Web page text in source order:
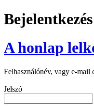
Bejelentkezés
A honlap
Felhasználónév, vagy e-mail
Jelszó